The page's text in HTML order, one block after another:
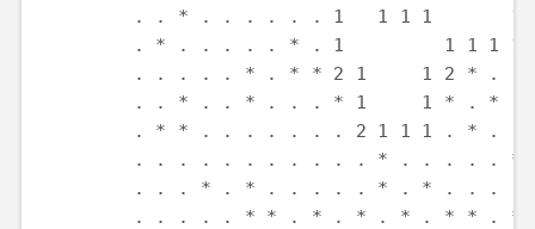
. . * . . . . . . 1   1 1 1
. * . . . . . * . 1         1 1 1
. . . . . * . * * 2 1     1 2 * .
. . * . . * . . . * 1     1 * . *
. * * . . . . . . . 2 1 1 1 . * .
. . . . . . . . . . . * . . . . .
. . . * . * . . . . . * . * . . .
. . . . . * * . * . * . * . * * .